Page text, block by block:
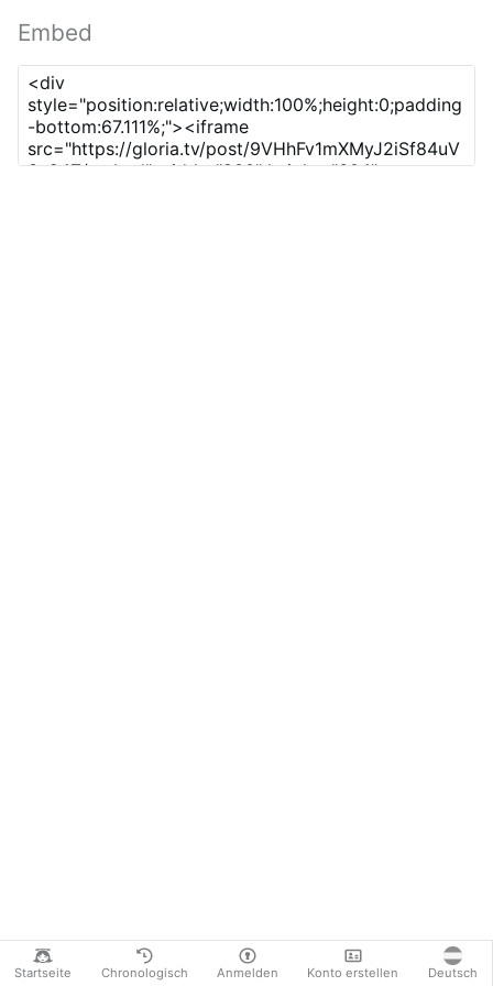
Startseite Chronologisch Anmelden Konto erstellen Deutsch
Embed